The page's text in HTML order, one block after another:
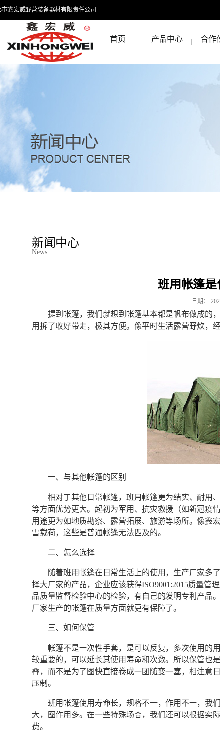
市鑫宏威野营装备器材有限责任公司
首页 产品中心 合作
新闻中心
News
班用帐篷
日期：
提到帐篷，我们就想到帐篷基本都是帆布做成的
用拆了收好带走，极其方便。像平时生活露营野炊，
一、与其他帐篷的区别
相对于其他日常帐篷，班用帐篷更为结实、耐用
等方面优势更大。起初为军用、抗灾救援（如新冠疫
用途更为如地质勘察、露营拓展、旅游等场所。像鑫
雪载荷，这些是普通帐篷无法匹及的。
二、怎么选择
随着班用帐篷在日常生活上的使用，生产厂家多
择大厂家的产品，企业应该获得ISO9001:2015质量管
品质量监督检验中心的检验，有自己的发明专利产品
厂家生产的帐篷在质量方面就更有保障了。
三、如何保管
帐篷不是一次性手套，是可以反复，多次使用的
较重要的，可以延长其使用寿命和次数。所以保管也
叠，而不是为了图快直接卷成一团随变一塞，相注意
压制。
班用帐篷使用寿命长，规格不一，作用不一，我
大，图作用多。在一些特殊场合，我们还可以根据实
费。